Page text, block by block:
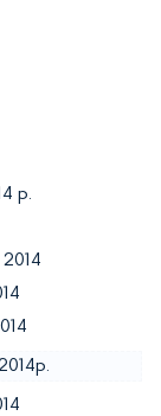
р.